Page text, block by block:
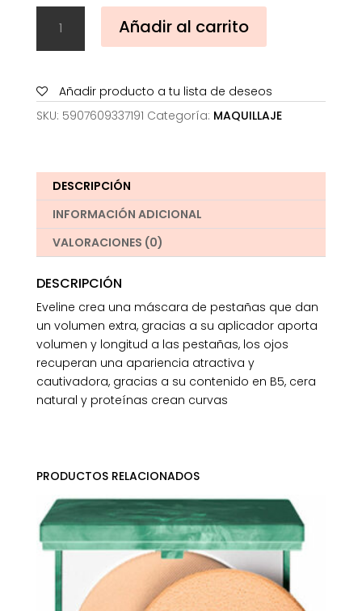
Máscara
de
Big
Volumen
Añadir al carrito
Añadir producto a tu lista de deseos
SKU: 5907609337191 Categoría: MAQUILLAJE
DESCRIPCIÓN
INFORMACIÓN ADICIONAL
VALORACIONES (0)
DESCRIPCIÓN
Eveline crea una máscara de pestañas que dan
un volumen extra, gracias a su aplicador aporta
volumen y longitud a las pestañas, los ojos
recuperan una apariencia atractiva y
cautivadora, gracias a su contenido en B5, cera
natural y proteínas crean curvas
PRODUCTOS RELACIONADOS